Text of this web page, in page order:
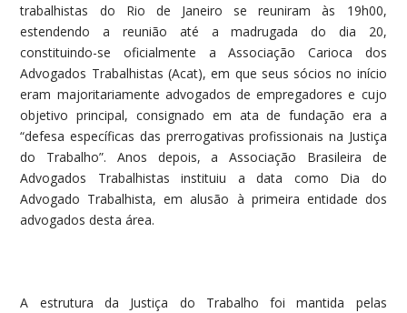
trabalhistas do Rio de Janeiro se reuniram às 19h00,
estendendo a reunião até a madrugada do dia 20,
constituindo-se oficialmente a Associação Carioca dos
Advogados Trabalhistas (Acat), em que seus sócios no início
eram majoritariamente advogados de empregadores e cujo
objetivo principal, consignado em ata de fundação era a
“defesa específicas das prerrogativas profissionais na Justiça
do Trabalho”. Anos depois, a Associação Brasileira de
Advogados Trabalhistas instituiu a data como Dia do
Advogado Trabalhista, em alusão à primeira entidade dos
advogados desta área.
A estrutura da Justiça do Trabalho foi mantida pelas